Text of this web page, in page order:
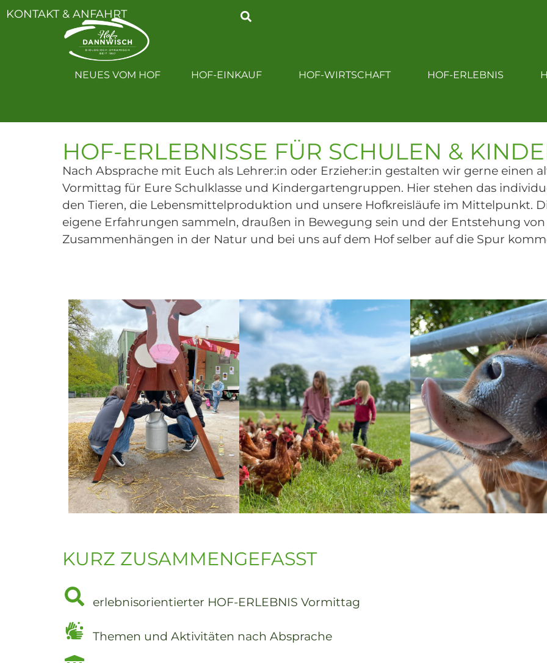
KONTAKT & ANFAHRT
NEUES VOM HOF HOF-EINKAUF HOF-WIRTSCHAFT HOF-ERLEBNIS
HOF-LEBEN
HOF-ERLEBNISSE FÜR SCHULEN &
Nach Absprache mit Euch als Lehrer:in oder Erzieher:in gestalten wir gerne einen
Vormittag für Eure Schulklasse und Kindergartengruppen. Hier stehen das
den Tieren, die Lebensmittelproduktion und unsere Hofkreisläufe im Mittelpunkt.
eigene Erfahrungen sammeln, draußen in Bewegung sein und der Entstehung
Zusammenhängen in der Natur und bei uns auf dem Hof selber auf die Spur
KURZ ZUSAMMENGEFASST
erlebnisorientierter HOF-ERLEBNIS Vormittag
Themen und Aktivitäten nach Absprache